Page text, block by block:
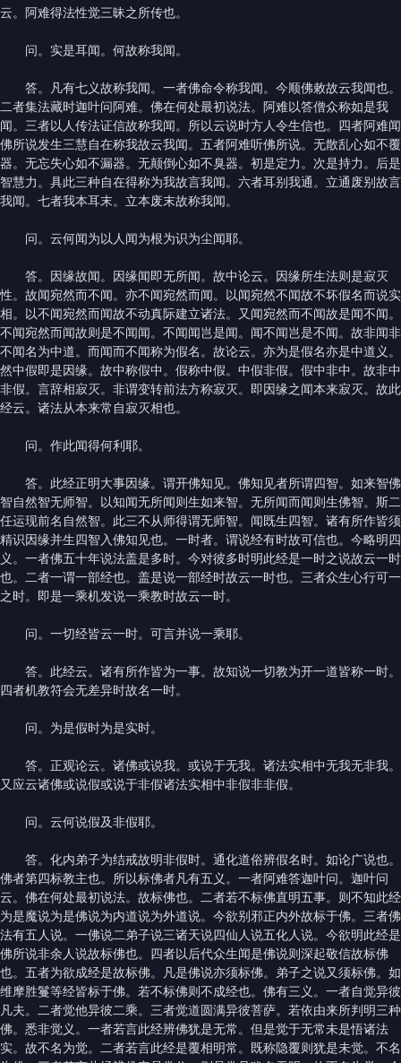
云。阿难得法性觉三昧之所传也。
问。实是耳闻。何故称我闻。
答。凡有七义故称我闻。一者佛命令称我闻。今顺佛敕故云我闻也。
二者集法藏时迦叶问阿难。佛在何处最初说法。阿难以答僧众称如是我
闻。三者以人传法证信故称我闻。所以云说时方人令生信也。四者阿难闻
佛所说发生三慧自在称我故云我闻。五者阿难听佛所说。无散乱心如不覆
器。无忘失心如不漏器。无颠倒心如不臭器。初是定力。次是持力。后是
智慧力。具此三种自在得称为我故言我闻。六者耳别我通。立通废别故言
我闻。七者我本耳末。立本废末故称我闻。
问。云何闻为以人闻为根为识为尘闻耶。
答。因缘故闻。因缘闻即无所闻。故中论云。因缘所生法则是寂灭
性。故闻宛然而不闻。亦不闻宛然而闻。以闻宛然不闻故不坏假名而说实
相。以不闻宛然而闻故不动真际建立诸法。又闻宛然而不闻故是闻不闻。
不闻宛然而闻故则是不闻闻。不闻闻岂是闻。闻不闻岂是不闻。故非闻非
不闻名为中道。而闻而不闻称为假名。故论云。亦为是假名亦是中道义。
然中假即是因缘。故中称假中。假称中假。中假非假。假中非中。故非中
非假。言辞相寂灭。非谓变转前法方称寂灭。即因缘之闻本来寂灭。故此
经云。诸法从本来常自寂灭相也。
问。作此闻得何利耶。
答。此经正明大事因缘。谓开佛知见。佛知见者所谓四智。如来智佛
智自然智无师智。以知闻无所闻则生如来智。无所闻而闻则生佛智。斯二
任运现前名自然智。此三不从师得谓无师智。闻既生四智。诸有所作皆须
精识因缘并生四智入佛知见也。一时者。谓说经有时故可信也。今略明四
义。一者佛五十年说法盖是多时。今对彼多时明此经是一时之说故云一时
也。二者一谓一部经也。盖是说一部经时故云一时也。三者众生心行可一
之时。即是一乘机发说一乘教时故云一时。
问。一切经皆云一时。可言并说一乘耶。
答。此经云。诸有所作皆为一事。故知说一切教为开一道皆称一时。
四者机教符会无差异时故名一时。
问。为是假时为是实时。
答。正观论云。诸佛或说我。或说于无我。诸法实相中无我无非我。
又应云诸佛或说假或说于非假诸法实相中非假非非假。
问。云何说假及非假耶。
答。化内弟子为结戒故明非假时。通化道俗辨假名时。如论广说也。
佛者第四标教主也。所以标佛者凡有五义。一者阿难答迦叶问。迦叶问
云。佛在何处最初说法。故标佛也。二者若不标佛直明五事。则不知此经
为是魔说为是佛说为内道说为外道说。今欲别邪正内外故标于佛。三者佛
法有五人说。一佛说二弟子说三诸天说四仙人说五化人说。今欲明此经是
佛所说非余人说故标佛也。四者以后代众生闻是佛说则深起敬信故标佛
也。五者为欲成经是故标佛。凡是佛说亦须标佛。弟子之说又须标佛。如
维摩胜鬘等经皆标于佛。若不标佛则不成经也。佛有三义。一者自觉异彼
凡夫。二者觉他异彼二乘。三者觉道圆满异彼菩萨。若依由来所判明三种
佛。悉非觉义。一者若言此经辨佛犹是无常。但是觉于无常未是悟诸法
实。故不名为觉。二者若言此经是覆相明常。既称隐覆则犹是未觉。不名